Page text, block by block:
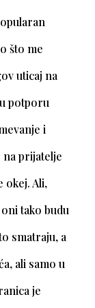
što me
uticaj na
potporu
i
na prijatelje
okej. Ali,
tako budu
smatraju, a
ali samo u
je